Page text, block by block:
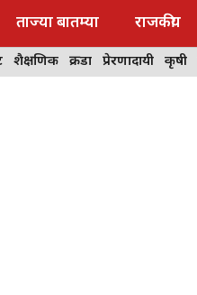
ताज्या बातम्या राजकीय
शैक्षणिक क्रीडा प्रेरणादायी कृषी